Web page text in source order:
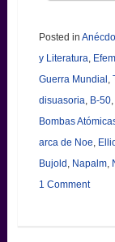
Posted in
y Literatura,
Guerra Mundial ,
disuasoria, B-50,
Bombas
arca de Noe,
Bujold , Napalm,
1 Comment